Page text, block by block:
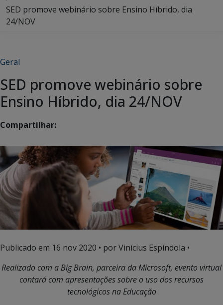
SED promove webinário sobre Ensino Híbrido, dia
24/NOV
Geral
SED promove webinário sobre
Ensino Híbrido, dia 24/NOV
Compartilhar:
Publicado em 16 nov 2020 • por Vinícius Espíndola •
Realizado com a Big Brain, parceira da Microsoft, evento virtual
contará com apresentações sobre o uso dos recursos
tecnológicos na Educação